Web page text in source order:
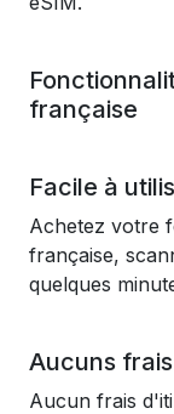
française
Facile à
Achetez votre
française,
quelques
Aucuns
Aucun frais